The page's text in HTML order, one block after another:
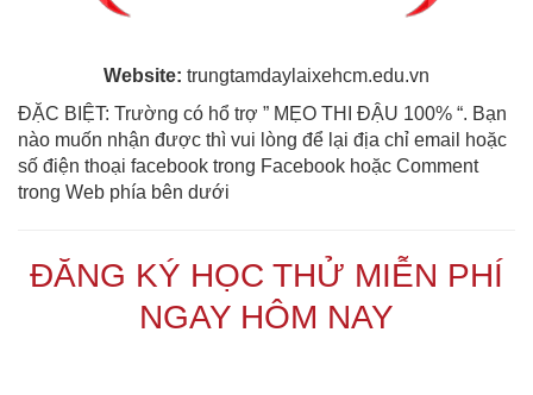
Website: trungtamdaylaixehcm.edu.vn
ĐẶC BIỆT: Trường có hổ trợ ” MẸO THI ĐẬU 100% “. Bạn
nào muốn nhận được thì vui lòng để lại địa chỉ email hoặc
số điện thoại facebook trong Facebook hoặc Comment
trong Web phía bên dưới
ĐĂNG KÝ HỌC THỬ MIỄN PHÍ
NGAY HÔM NAY